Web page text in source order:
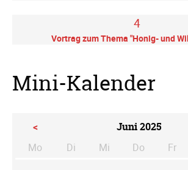
4
Vortrag zum Thema "Honig- und
Mini-Kalender
< Juni 2025
Mo
Di enstag
Mi ttwoch
Do nnerstag
Fr